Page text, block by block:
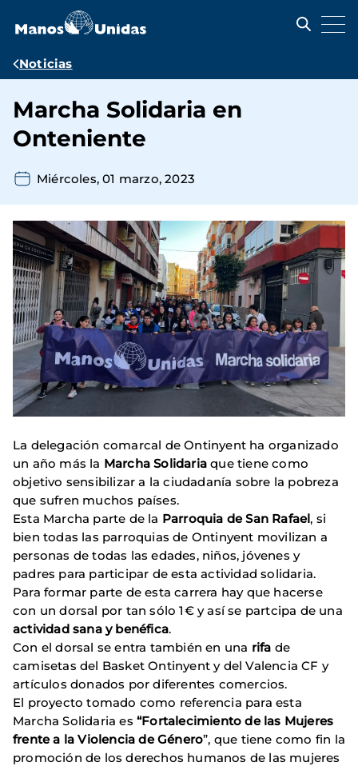
contenido
Ruta
navegación
Noticias
Marcha Solidaria en
Onteniente
Miércoles, 01 marzo, 2023
La delegación comarcal de Ontinyent ha organizado
un año más la Marcha Solidaria que tiene como
objetivo sensibilizar a la ciudadanía sobre la pobreza
que sufren muchos países.
Esta Marcha parte de la Parroquia de San Rafael, si
bien todas las parroquias de Ontinyent movilizan a
personas de todas las edades, niños, jóvenes y
padres para participar de esta actividad solidaria.
Para formar parte de esta carrera hay que hacerse
con un dorsal por tan sólo 1€ y así se partcipa de una
actividad sana y benéfica.
Con el dorsal se entra también en una rifa de
camisetas del Basket Ontinyent y del Valencia CF y
artículos donados por diferentes comercios.
El proyecto tomado como referencia para esta
Marcha Solidaria es “Fortalecimiento de las Mujeres
frente a la Violencia de Género”, que tiene como fin la
promoción de los derechos humanos de las mujeres